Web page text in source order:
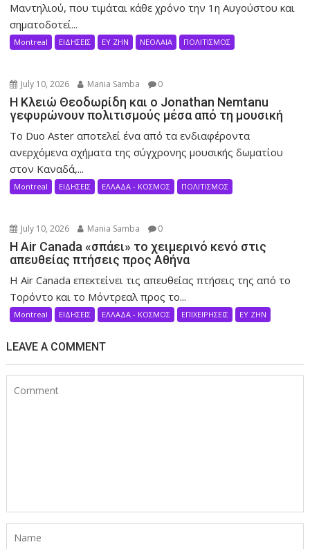
Μαντηλιού, που τιμάται κάθε χρόνο την 1η Αυγούστου και
σηματοδοτεί...
Montreal ΕΙΔΗΣΕΙΣ ΕΥ ΖΗΝ ΝΕΟΛΑΙΑ ΠΟΛΙΤΙΣΜΟΣ
July 10, 2026 Mania Samba 0
Η Κλειώ Θεοδωρίδη και ο Jonathan Nemtanu
γεφυρώνουν πολιτισμούς μέσα από τη μουσική
Το Duo Aster αποτελεί ένα από τα ενδιαφέροντα
ανερχόμενα σχήματα της σύγχρονης μουσικής δωματίου
στον Καναδά,...
Montreal ΕΙΔΗΣΕΙΣ ΕΛΛΑΔΑ - ΚΟΣΜΟΣ ΠΟΛΙΤΙΣΜΟΣ
July 10, 2026 Mania Samba 0
Η Air Canada «σπάει» το χειμερινό κενό στις
απευθείας πτήσεις προς Αθήνα
Η Air Canada επεκτείνει τις απευθείας πτήσεις της από το
Τορόντο και το Μόντρεαλ προς το...
Montreal ΕΙΔΗΣΕΙΣ ΕΛΛΑΔΑ - ΚΟΣΜΟΣ ΕΠΙΧΕΙΡΗΣΕΙΣ ΕΥ ΖΗΝ
LEAVE A COMMENT